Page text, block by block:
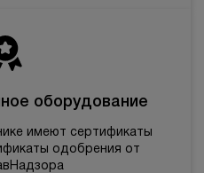
оборудование
имеют сертификаты
одобрения от